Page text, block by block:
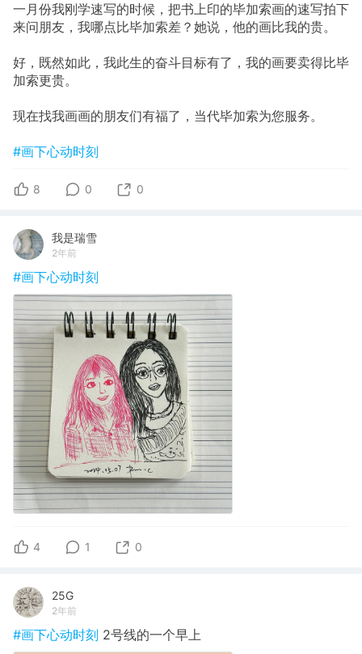
一月份我刚学速写的时候，把书上印的毕加索画的速写拍下
来问朋友，我哪点比毕加索差？她说，他的画比我的贵。
好，既然如此，我此生的奋斗目标有了，我的画要卖得比毕
加索更贵。
现在找我画画的朋友们有福了，当代毕加索为您服务。
#画下心动时刻
8 0 0
我是瑞雪
2年前
#画下心动时刻
4 1 0
25G
2年前
#画下心动时刻 2号线的一个早上